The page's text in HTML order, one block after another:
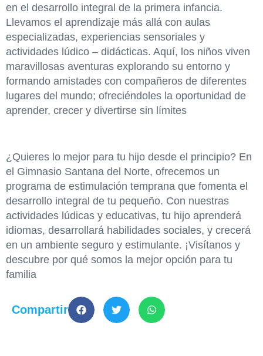
en el desarrollo integral de la primera infancia.
Llevamos el aprendizaje más allá con aulas
especializadas, experiencias sensoriales y
actividades lúdico – didácticas. Aquí, los niños viven
maravillosas aventuras explorando su entorno y
formando amistades con compañeros de diferentes
lugares del mundo; ofreciéndoles la oportunidad de
aprender, crecer y divertirse sin límites
¿Quieres lo mejor para tu hijo desde el principio? En
el Gimnasio Santana del Norte, ofrecemos un
programa de estimulación temprana que fomenta el
desarrollo integral de tu pequeño. Con nuestras
actividades lúdicas y educativas, tu hijo aprenderá
idiomas, desarrollará habilidades sociales, y crecerá
en un ambiente seguro y estimulante. ¡Visítanos y
descubre por qué somos la mejor opción para tu
familia
Compartir